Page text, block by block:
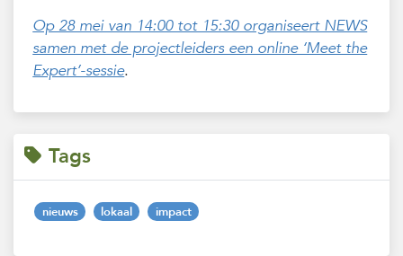
Op 28 mei van 14:00 tot 15:30 organiseert NEWS
samen met de projectleiders een online ‘Meet the
Expert’-sessie.
Tags
nieuws lokaal impact